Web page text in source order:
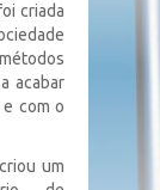
criada
acabar
com o
um